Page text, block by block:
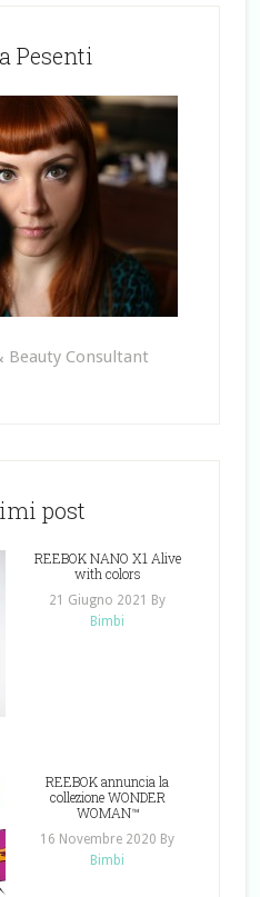
Pesenti
Beauty Consultant
post
REEBOK NANO X1 Alive
with colors
21 Giugno 2021
By
Bimbi
REEBOK annuncia la
collezione WONDER
WOMAN™
16 Novembre 2020 By
Bimbi